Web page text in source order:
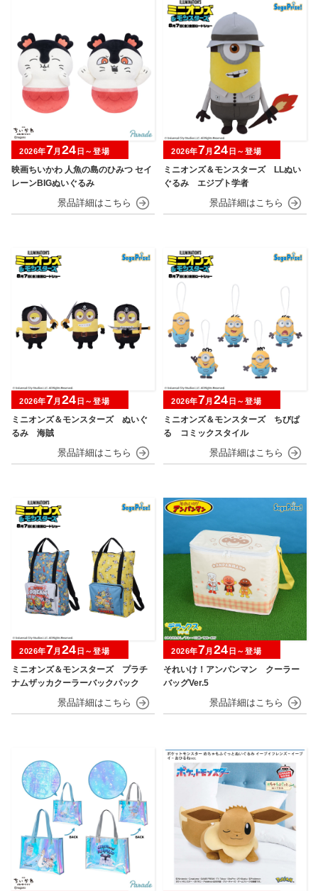
映画ちいかわ 人魚の島のひみつ セイ
レーンBIGぬいぐるみ
2026年7月 24 日～登場
ミニオンズ＆モンスターズ LLぬい
ぐるみ エジプト学者
2026年7月 24 日～登場
ミニオンズ＆モンスターズ ぬいぐ
るみ 海賊
2026年7月 24 日～登場
ミニオンズ＆モンスターズ ちびぱ
る コミックスタイル
2026年7月 24 日～登場
ミニオンズ＆モンスターズ プラチ
ナムザッカクーラーバックパック
2026年7月 24 日～登場
それいけ！アンパンマン クーラー
バッグVer.5
2026年7月 24 日～登場